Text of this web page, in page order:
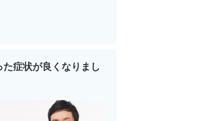
症状が良くなりまし